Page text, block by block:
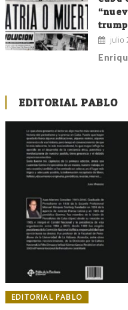
julio
EDITORIAL PABLO
EDITORIAL PABLO